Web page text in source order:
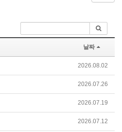
날짜
2026.08.02
2026.07.26
2026.07.19
2026.07.12